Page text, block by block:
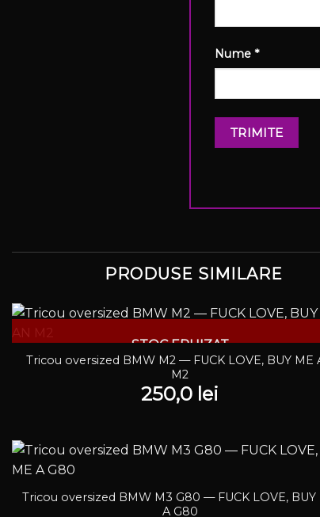
Nume *
PRODUSE SIMILARE
STOC EPUIZAT
Tricou oversized BMW M2 — FUCK LOVE, BUY ME
M2
250,0 lei
Tricou oversized BMW M3 G80 — FUCK LOVE, BUY
A G80